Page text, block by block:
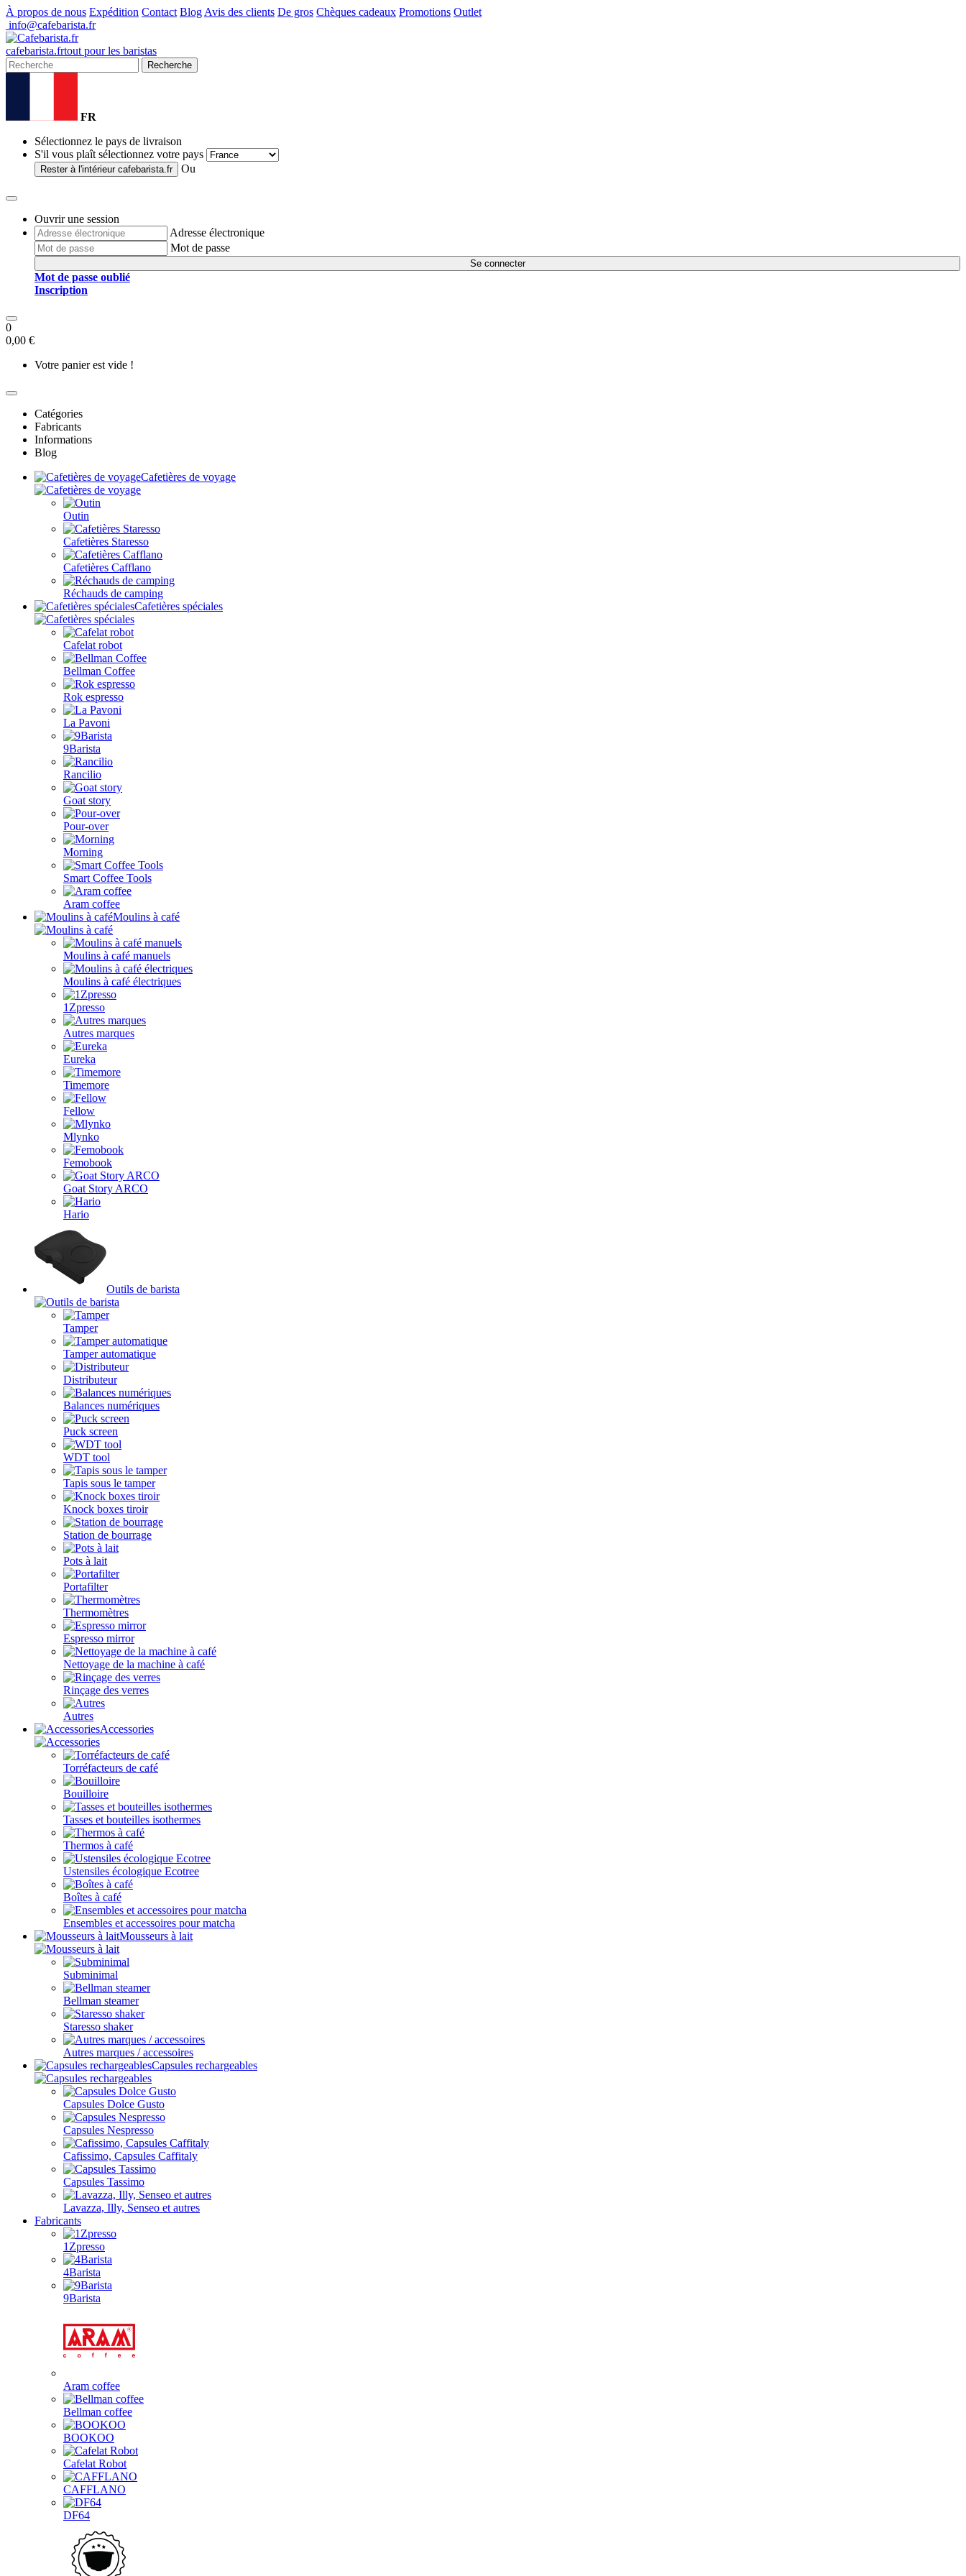
À propos de nous Expédition Contact Blog Avis des clients De gros Chèques cadeaux Promotions Outlet
info@cafebarista.fr
cafebarista.frtout pour les baristas
Recherche
FR
Sélectionnez le pays de livraison
S'il vous plaît sélectionnez votre pays
Rester à l'intérieur cafebarista.fr Ou
Ouvrir une session
Adresse électronique
Mot de passe
Se connecter
Mot de passe oublié
Inscription
0
0,00 €
Votre panier est vide !
Catégories
Fabricants
Informations
Blog
Cafetières de voyage
Outin
Cafetières Staresso
Cafetières Cafflano
Réchauds de camping
Cafetières spéciales
Cafelat robot
Bellman Coffee
Rok espresso
La Pavoni
9Barista
Rancilio
Goat story
Pour-over
Morning
Smart Coffee Tools
Aram coffee
Moulins à café
Moulins à café manuels
Moulins à café électriques
1Zpresso
Autres marques
Eureka
Timemore
Fellow
Mlynko
Femobook
Goat Story ARCO
Hario
Outils de barista
Tamper
Tamper automatique
Distributeur
Balances numériques
Puck screen
WDT tool
Tapis sous le tamper
Knock boxes tiroir
Station de bourrage
Pots à lait
Portafilter
Thermomètres
Espresso mirror
Nettoyage de la machine à café
Rinçage des verres
Autres
Accessories
Torréfacteurs de café
Bouilloire
Tasses et bouteilles isothermes
Thermos à café
Ustensiles écologique Ecotree
Boîtes à café
Ensembles et accessoires pour matcha
Mousseurs à lait
Subminimal
Bellman steamer
Staresso shaker
Autres marques / accessoires
Capsules rechargeables
Capsules Dolce Gusto
Capsules Nespresso
Cafissimo, Capsules Caffitaly
Capsules Tassimo
Lavazza, Illy, Senseo et autres
Fabricants
1Zpresso
4Barista
9Barista
Aram coffee
Bellman coffee
BOOKOO
Cafelat Robot
CAFFLANO
DF64